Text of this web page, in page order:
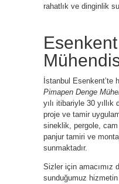
rahatlık ve dinginlik
İstanbul Esenkent’te
Pimapen Denge
yılı itibariyle 30
proje ve tamir
sineklik, pergole,
panjur tamiri ve
sunmaktadır.
Sizler için amacımız
sunduğumuz hizmetin